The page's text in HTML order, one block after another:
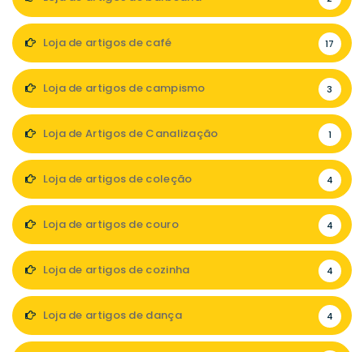
Loja de artigos de café 17
Loja de artigos de campismo 3
Loja de Artigos de Canalização 1
Loja de artigos de coleção 4
Loja de artigos de couro 4
Loja de artigos de cozinha 4
Loja de artigos de dança 4